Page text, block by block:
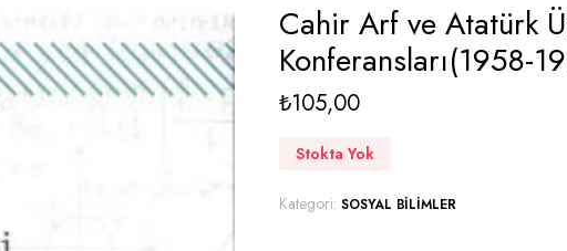
Cahir Arf ve Atatürk
Konferansları(1958-
₺105,00
Stokta Yok
Kategori: SOSYAL BILIMLER